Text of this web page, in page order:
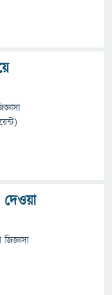
দেওয়া
জিজ্ঞাসা